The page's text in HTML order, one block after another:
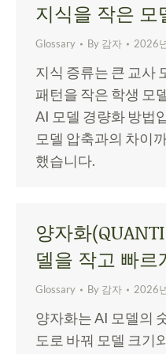
지식을 작은 모
Glossary By 감자 2026
지식 증류는 큰 교사
패턴을 작은 학생 모
AI 모델 경량화 방법
모델 압축과의 차이
했습니다.
양자화
델을 작고 빠르
Glossary By 감자 2026
양자화는 AI 모델의
도로 바꿔 모델 크기